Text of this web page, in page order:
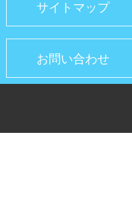
サイトマップ
お問い合わせ